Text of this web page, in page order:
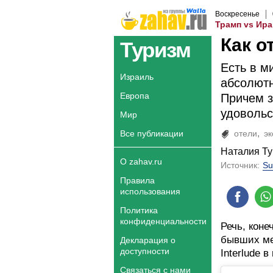
Воскресенье
Трамп vs
Туризм
Израиль
Европа
Мир
Все публикации
О zahav.ru
Правила
использования
Политика
конфиденциальности
Декларация о
доступности
Связаться с нами
Как
Есть в
Причем
отели
Наталия
Источник:
Речь,
бывших
Interlude